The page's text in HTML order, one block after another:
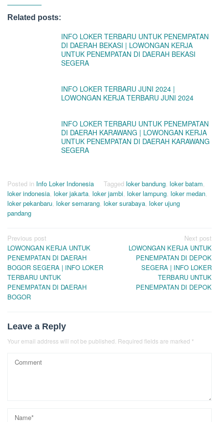
Related posts:
INFO LOKER TERBARU UNTUK PENEMPATAN
DI DAERAH BEKASI | LOWONGAN KERJA
UNTUK PENEMPATAN DI DAERAH BEKASI
SEGERA
INFO LOKER TERBARU JUNI 2024 |
LOWONGAN KERJA TERBARU JUNI 2024
INFO LOKER TERBARU UNTUK PENEMPATAN
DI DAERAH KARAWANG | LOWONGAN KERJA
UNTUK PENEMPATAN DI DAERAH KARAWANG
SEGERA
Posted in Info Loker Indonesia Tagged loker bandung, loker batam,
loker indonesia, loker jakarta, loker jambi, loker lampung, loker medan,
loker pekanbaru, loker semarang, loker surabaya, loker ujung
pandang
Post
navigation
Previous post
LOWONGAN KERJA UNTUK
PENEMPATAN DI DAERAH
BOGOR SEGERA | INFO LOKER
TERBARU UNTUK
PENEMPATAN DI DAERAH
BOGOR
Next post
LOWONGAN KERJA UNTUK
PENEMPATAN DI DEPOK
SEGERA | INFO LOKER
TERBARU UNTUK
PENEMPATAN DI DEPOK
Leave a Reply
Your email address will not be published. Required fields are marked *